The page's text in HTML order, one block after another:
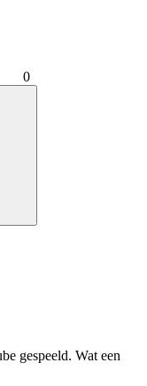
0
gespeeld. Wat een